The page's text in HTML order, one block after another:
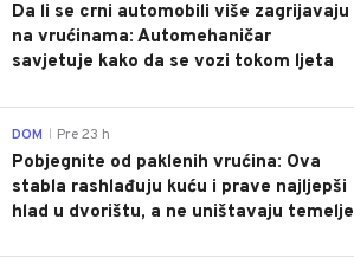
Da li se crni automobili više zagrijavaju
na vrućinama: Automehaničar
savjetuje kako da se vozi tokom ljeta
DOM Pre 23 h
Pobjegnite od paklenih vrućina: Ova
stabla rashlađuju kuću i prave najljepši
hlad u dvorištu, a ne uništavaju temelje